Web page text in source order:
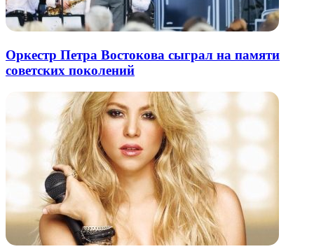
Оркестр Петра Востокова сыграл на памяти
советских поколений